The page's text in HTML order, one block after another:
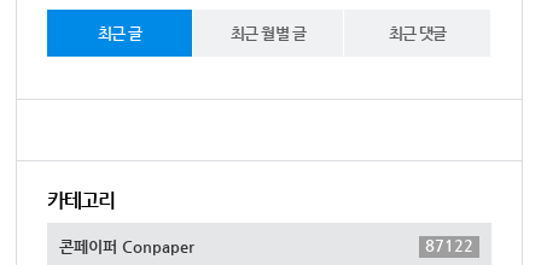
최근 글 최근 월별 글 최근 댓글
카테고리
콘페이퍼 Conpaper 87122